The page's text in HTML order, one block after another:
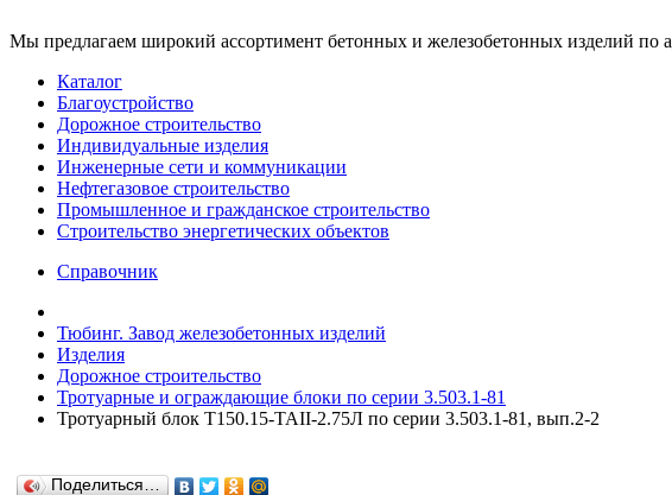
Мы предлагаем широкий ассортимент бетонных и железобетонных изделий по
Каталог
Благоустройство
Дорожное строительство
Индивидуальные изделия
Инженерные сети и коммуникации
Нефтегазовое строительство
Промышленное и гражданское строительство
Строительство энергетических объектов
Справочник
Тюбинг. Завод железобетонных изделий
Изделия
Дорожное строительство
Тротуарные и ограждающие блоки по серии 3.503.1-81
Тротуарный блок Т150.15-TAII-2.75Л по серии 3.503.1-81, вып.2-2
Поделиться…